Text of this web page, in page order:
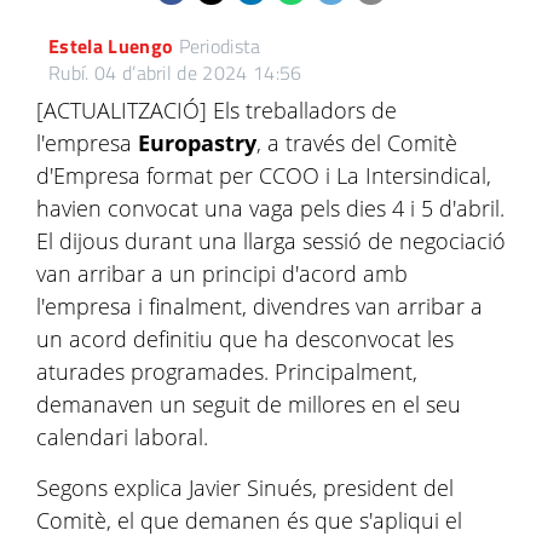
Estela Luengo Periodista
Rubí. 04 d’abril de 2024 14:56
[ACTUALITZACIÓ] Els treballadors de
l'empresa Europastry, a través del Comitè
d'Empresa format per CCOO i La Intersindical,
havien convocat una vaga pels dies 4 i 5 d'abril.
El dijous durant una llarga sessió de negociació
van arribar a un principi d'acord amb
l'empresa i finalment, divendres van arribar a
un acord definitiu que ha desconvocat les
aturades programades. Principalment,
demanaven un seguit de millores en el seu
calendari laboral.
Segons explica Javier Sinués, president del
Comitè, el que demanen és que s'apliqui el